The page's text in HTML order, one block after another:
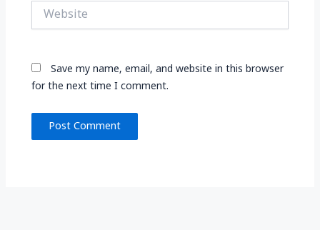
Website
Save my name, email, and website in this browser
for the next time I comment.